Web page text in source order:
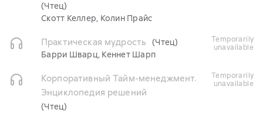
(Чтец)
Скотт Келлер, Колин Прайс
Практическая мудрость
(Чтец)
Барри Шварц, Кеннет Шарп
temporarily
unavailable
Корпоративный Тайм-менеджмент.
Энциклопедия решений
(Чтец)
temporarily
unavailable